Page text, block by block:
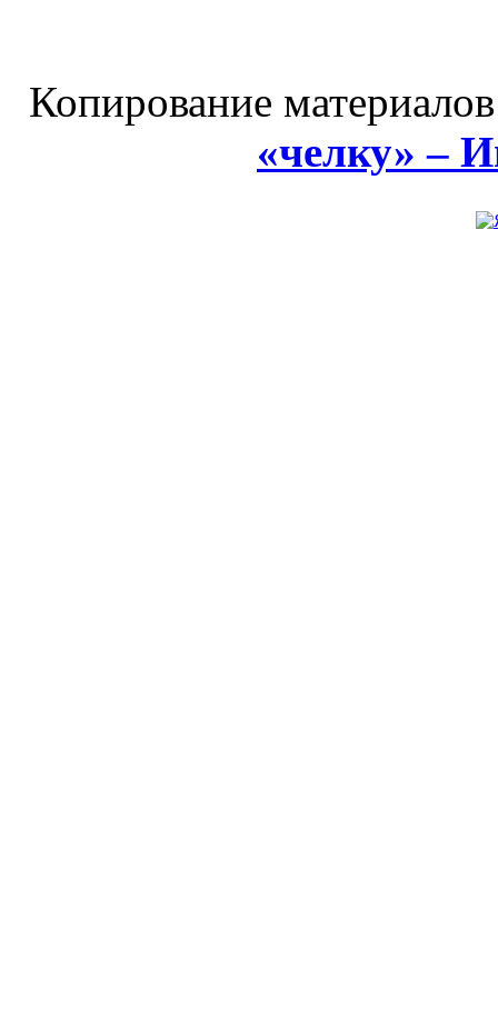
Копирование
«челку» –